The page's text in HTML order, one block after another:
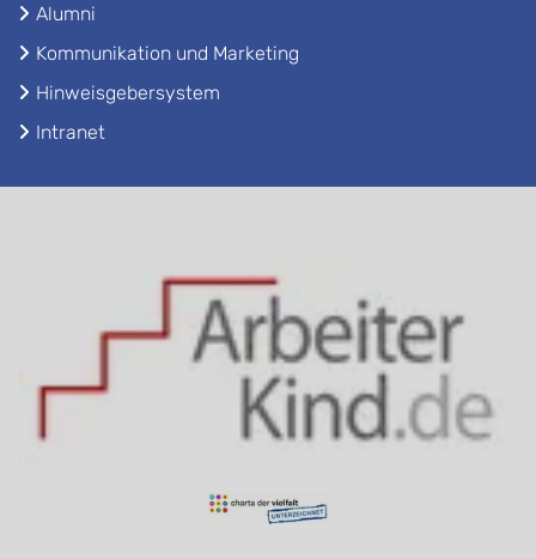
Alumni
Kommunikation und Marketing
Hinweisgebersystem
Intranet